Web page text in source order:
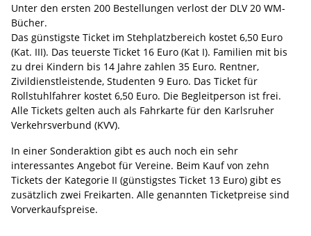
Unter den ersten 200 Bestellungen verlost der DLV 20 WM-
Bücher.
Das günstigste Ticket im Stehplatzbereich kostet 6,50 Euro
(Kat. III). Das teuerste Ticket 16 Euro (Kat I). Familien mit bis
zu drei Kindern bis 14 Jahre zahlen 35 Euro. Rentner,
Zivildienstleistende, Studenten 9 Euro. Das Ticket für
Rollstuhlfahrer kostet 6,50 Euro. Die Begleitperson ist frei.
Alle Tickets gelten auch als Fahrkarte für den Karlsruher
Verkehrsverbund (KVV).
In einer Sonderaktion gibt es auch noch ein sehr
interessantes Angebot für Vereine. Beim Kauf von zehn
Tickets der Kategorie II (günstigstes Ticket 13 Euro) gibt es
zusätzlich zwei Freikarten. Alle genannten Ticketpreise sind
Vorverkaufspreise.